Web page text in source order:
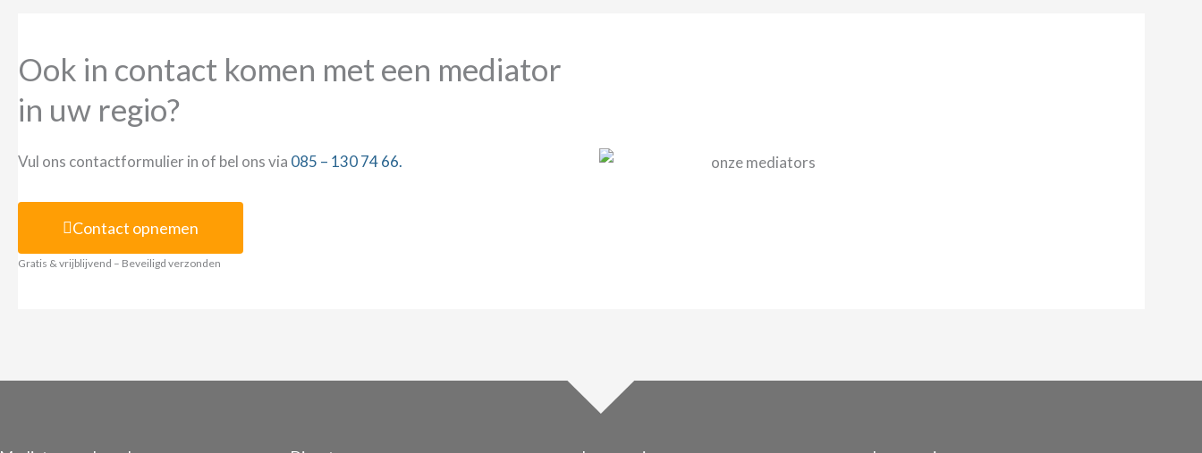
Ook in contact komen met een mediator
in uw regio?
Vul ons contactformulier in of bel ons via 085 – 130 74 66.
Contact opnemen
Gratis & vrijblijvend – Beveiligd verzonden